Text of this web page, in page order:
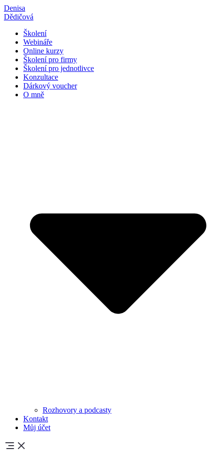
Přejít
k
Denisa
Dědičová
Školení
Webináře
Online kurzy
Školení pro firmy
Školení pro jednotlivce
Konzultace
Dárkový voucher
O mně
Rozhovory a podcasty
Kontakt
Můj účet